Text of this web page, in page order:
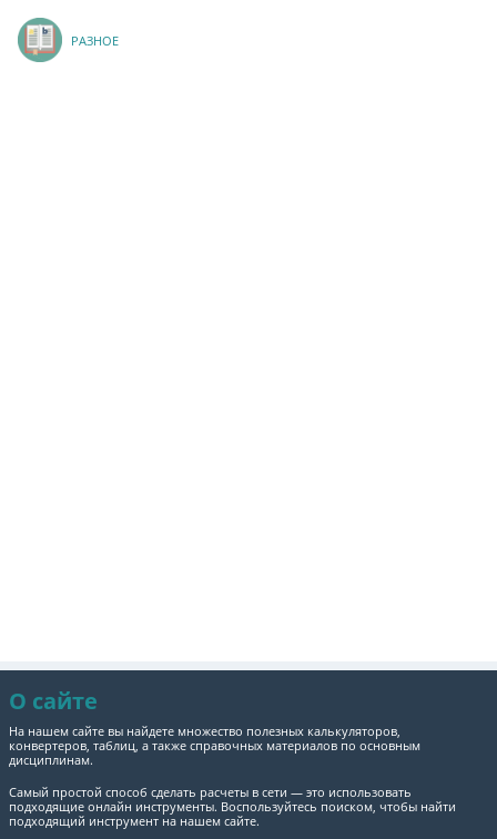
РАЗНОЕ
О сайте
На нашем сайте вы найдете множество полезных калькуляторов,
конвертеров, таблиц, а также справочных материалов по основным
дисциплинам.
Самый простой способ сделать расчеты в сети — это использовать
подходящие онлайн инструменты. Воспользуйтесь поиском, чтобы найти
подходящий инструмент на нашем сайте.